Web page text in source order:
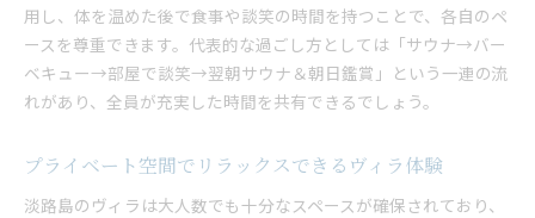
用し、体を温めた後で食事や談笑の時間を持つことで、各自のペ
ースを尊重できます。代表的な過ごし方としては「サウナ→バー
ベキュー→部屋で談笑→翌朝サウナ＆朝日鑑賞」という一連の流
れがあり、全員が充実した時間を共有できるでしょう。
プライベート空間でリラックスできるヴィラ体験
淡路島のヴィラは大人数でも十分なスペースが確保されており、